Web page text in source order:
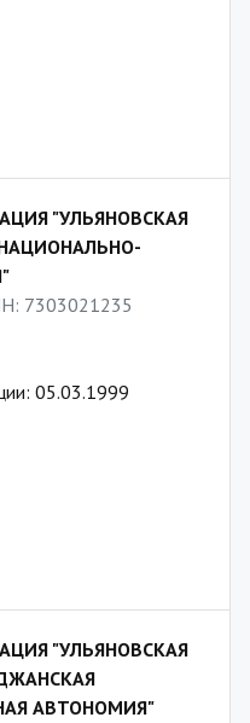
"УЛЬЯНОВСКАЯ
7303021235
05.03.1999
"УЛЬЯНОВСКАЯ
АВТОНОМИЯ"